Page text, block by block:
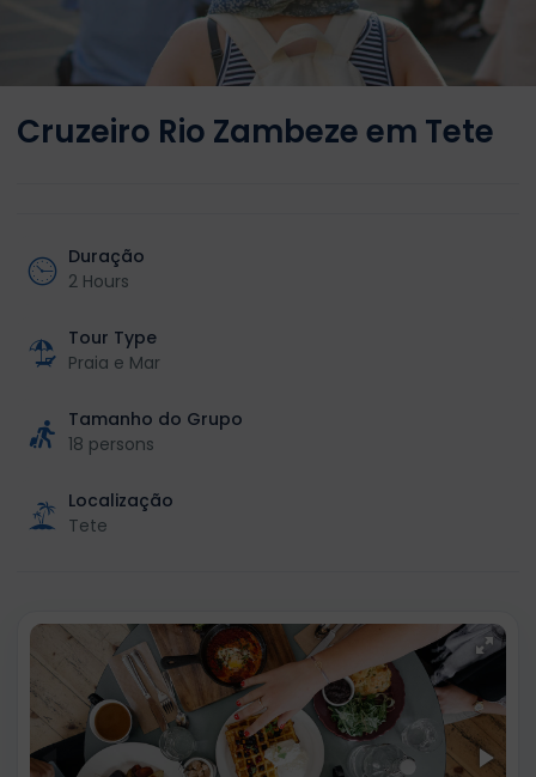
Cruzeiro Rio Zambeze em Tete
Duração
2 Hours
Tour Type
Praia e Mar
Tamanho do Grupo
18 persons
Localização
Tete